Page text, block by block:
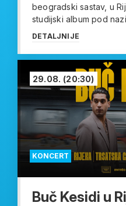
beogradski sastav, u
studijski album pod
DETALJNIJE
KONCERT
29.08. (20:30)
Buč Kesidi u